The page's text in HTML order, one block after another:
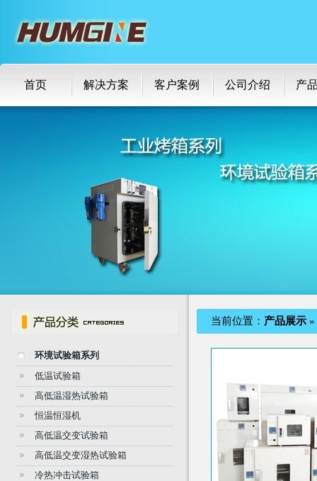
首页 解决方案 客户案例 公司介绍 产
环境试验箱系列
低温试验箱
高低温湿热试验箱
恒温恒湿机
高低温交变试验箱
高低温交变湿热试验箱
冷热冲击试验箱
当前位置： 产品展示 »